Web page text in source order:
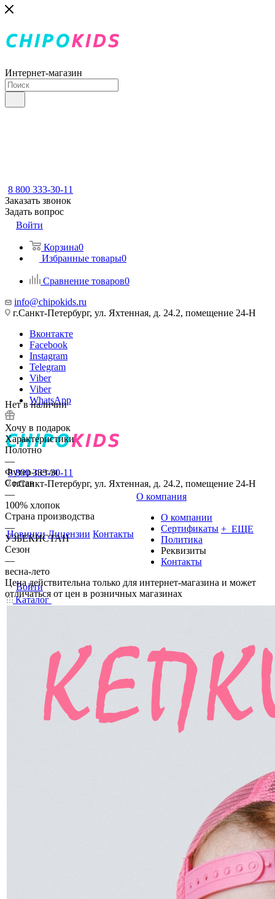
Интернет-магазин
8 800 333-30-11
Заказать звонок
Задать вопрос
Войти
Корзина0
Избранные товары0
Сравнение товаров0
info@chipokids.ru
г.Санкт-Петербург, ул. Яхтенная, д. 24.2, помещение 24-Н
Вконтакте
Facebook
Instagram
Telegram
Viber
Viber
WhatsApp
8 800 333-30-11
г.Санкт-Петербург, ул. Яхтенная, д. 24.2, помещение 24-Н
Новинки Лицензии Контакты
О компания
О компании
Сертификаты
Политика
Реквизиты
Контакты
+ ЕЩЕ
Войти
Каталог
Нет в наличии
Хочу в подарок
Характеристики
Полотно
—
Футер-петля
Состав
—
100% хлопок
Страна производства
—
УЗБЕКИСТАН
Сезон
—
весна-лето
Цена действительна только для интернет-магазина и может
отличаться от цен в розничных магазинах